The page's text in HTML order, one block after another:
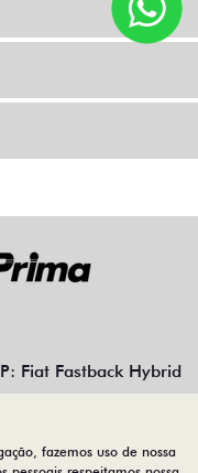
Fiat Fastback Hybrid
é a vida.
fazemos uso de nossa